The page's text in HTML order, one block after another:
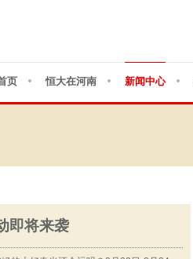
页 恒大在河南 新闻中心
即将来袭